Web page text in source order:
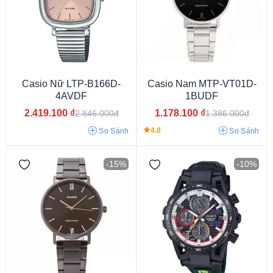
Kính Khoáng Hardlex Crystal Kính Sapphire Kính Nhựa
Dù/Vải Dây Nhựa
Dây Thép Mạ Vàng PVD
Dây Thép Không Gỉ
Dây kim loại Dây cao su
Casio Nữ LTP-B166D-
4AVDF
2.419.100 ₫2.846.000đ
So Sánh
Casio Nam MTP-VT01D-
1BUDF
1.178.100 ₫1.386.000đ
4.8 So Sánh
-15% -10%